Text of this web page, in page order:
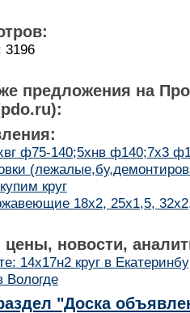
3196
предложения на
ф75-140;5хнв ф140;7х3
круг
18х2, 25х1,5,
новости,
14х17н2 круг в
Вологде
"Доска